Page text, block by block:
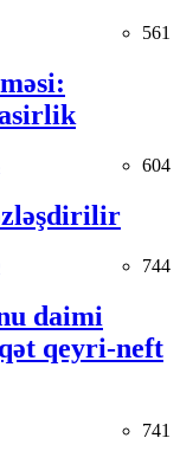
561
604
744
daimi
qeyri-neft
741